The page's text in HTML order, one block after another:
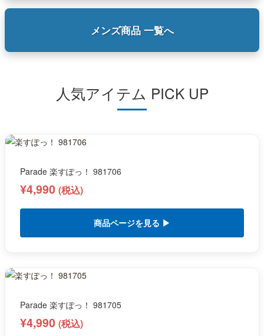
メンズ商品 一覧へ
人気アイテム PICK UP
Parade 楽すぽっ！ 981706
¥4,990 (税込)
商品ページを見る ▶
Parade 楽すぽっ！ 981705
¥4,990 (税込)